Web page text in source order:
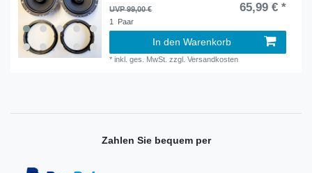
UVP 99,00 € 65,99 € *
1 Paar
In den Warenkorb
*inkl. ges. MwSt. zzgl.Versandkosten
Zahlen Sie bequem per